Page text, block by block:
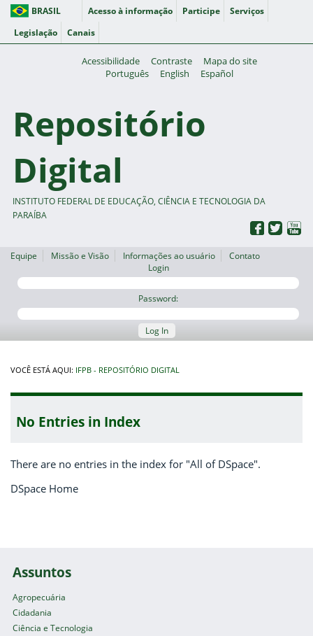
BRASIL Acesso à informação Participe
Serviços
Legislação
Canais
Acessibilidade Contraste
Mapa do site
Português
English Español
Repositório
Digital
INSTITUTO FEDERAL DE EDUCAÇÃO, CIÊNCIA E TECNOLOGIA DA
PARAÍBA
Equipe Missão e Visão Informações ao usuário
Contato
Login
Password:
Log In
VOCÊ ESTÁ AQUI: IFPB - REPOSITÓRIO DIGITAL
No Entries in Index
There are no entries in the index for "All of DSpace".
DSpace Home
Assuntos
Agropecuária
Cidadania
Ciência e Tecnologia